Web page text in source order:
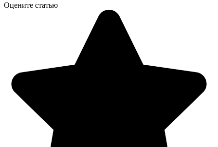
Оцените статью